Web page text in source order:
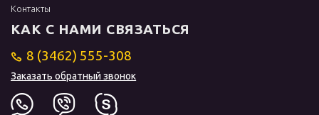
Контакты
КАК С НАМИ СВЯЗАТЬСЯ
8 (3462) 555-308
Заказать обратный звонок